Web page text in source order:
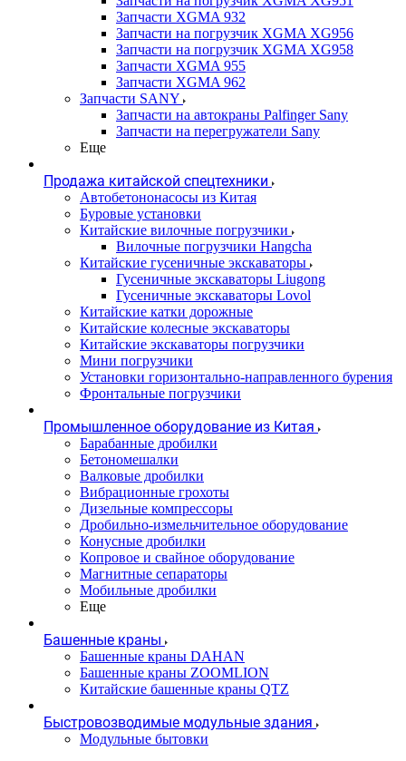
Запчасти XGMA 932
Запчасти на погрузчик XGMA XG956
Запчасти на погрузчик XGMA XG958
Запчасти XGMA 955
Запчасти XGMA 962
Запчасти SANY
Запчасти на автокраны Palfinger Sany
Запчасти на перегружатели Sany
Еще
Продажа китайской спецтехники
Автобетононасосы из Китая
Буровые установки
Китайские вилочные погрузчики
Вилочные погрузчики Hangcha
Китайские гусеничные экскаваторы
Гусеничные экскаваторы Liugong
Гусеничные экскаваторы Lovol
Китайские катки дорожные
Китайские колесные экскаваторы
Китайские экскаваторы погрузчики
Мини погрузчики
Установки горизонтально-направленного бурения
Фронтальные погрузчики
Промышленное оборудование из Китая
Барабанные дробилки
Бетономешалки
Валковые дробилки
Вибрационные грохоты
Дизельные компрессоры
Дробильно-измельчительное оборудование
Конусные дробилки
Копровое и свайное оборудование
Магнитные сепараторы
Мобильные дробилки
Еще
Башенные краны
Башенные краны DAHAN
Башенные краны ZOOMLION
Китайские башенные краны QTZ
Быстровозводимые модульные здания
Модульные бытовки